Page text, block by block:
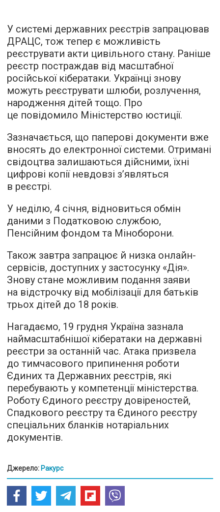
У системі державних реєстрів запрацював
ДРАЦС, тож тепер є можливість
реєструвати акти цивільного стану. Раніше
реєстр постраждав від масштабної
російської кібератаки. Українці знову
можуть реєструвати шлюби, розлучення,
народження дітей тощо. Про
це повідомило Міністерство юстиції.
Зазначається, що паперові документи вже
вносять до електронної системи. Отримані
свідоцтва залишаються дійсними, їхні
цифрові копії невдовзі з’являться
в реєстрі.
У неділю, 4 січня, відновиться обмін
даними з Податковою службою,
Пенсійним фондом та Міноборони.
Також завтра запрацює й низка онлайн-
сервісів, доступних у застосунку «Дія».
Знову стане можливим подання заяви
на відстрочку від мобілізації для батьків
трьох дітей до 18 років.
Нагадаємо, 19 грудня Україна зазнала
наймасштабнішої кібератаки на державні
реєстри за останній час. Атака призвела
до тимчасового припинення роботи
Єдиних та Державних реєстрів, які
перебувають у компетенції міністерства.
Роботу Єдиного реєстру довіреностей,
Спадкового реєстру та Єдиного реєстру
спеціальних бланків нотаріальних
документів.
Джерело: Ракурс